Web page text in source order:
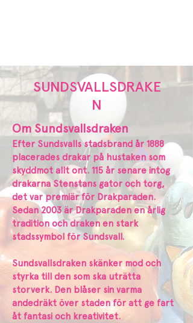
SUNDSVALLSDRAKE
N
Om Sundsvallsdraken
Efter Sundsvalls stadsbrand år 1888
placerades drakar på hustaken som
skyddmot allt ont. 115 år senare intog
drakarna Stenstans gator och torg,
det var premiär för Drakparaden.
Sedan 2003 är Drakparaden en årlig
tradition och draken en stark
stadssymbol för Sundsvall.
Sundsvallsdraken skänker mod och
styrka till den som ska uträtta
storverk. Den blåser sin varma
andedräkt över staden för att ge fart
åt fantasi och kreativitet.